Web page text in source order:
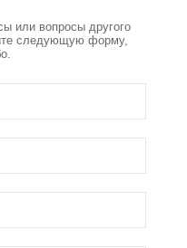
или вопросы другого
следующую форму,